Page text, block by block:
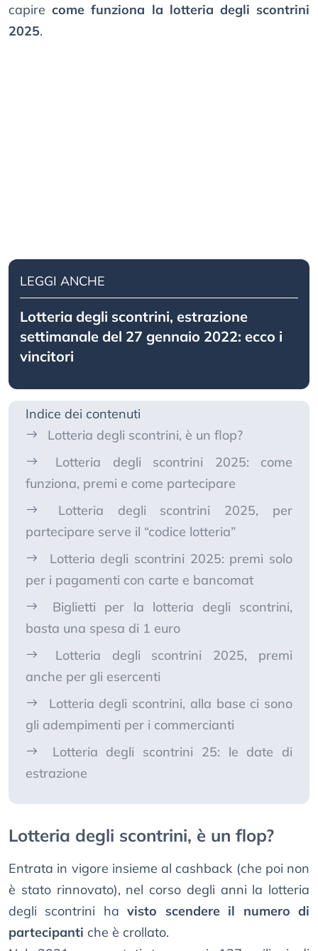
capirecome funziona la lotteria degli scontrini
2025.
LEGGI ANCHE
Lotteria degli scontrini, estrazione
settimanale del 27 gennaio 2022: ecco i
vincitori
Indice dei contenuti
Lotteria degli scontrini, è un flop?
Lotteria degli scontrini 2025: come
funziona, premi e come partecipare
Lotteria degli scontrini 2025, per
partecipare serve il “codice lotteria”
Lotteria degli scontrini 2025: premi solo
per i pagamenti con carte e bancomat
Biglietti per la lotteria degli scontrini,
basta una spesa di 1 euro
Lotteria degli scontrini 2025, premi
anche per gli esercenti
Lotteria degli scontrini, alla base ci sono
gli adempimenti per i commercianti
Lotteria degli scontrini 25: le date di
estrazione
Lotteria degli scontrini, è un flop?
Entrata in vigore insieme al cashback (che poi non
è stato rinnovato), nel corso degli anni la lotteria
degli scontrini havisto scendere il numero di
partecipanti che è crollato.